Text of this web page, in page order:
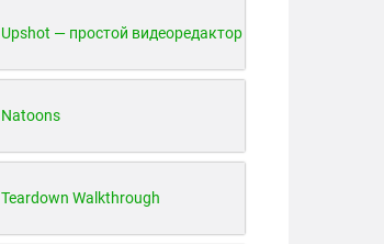
Upshot — простой видеоредактор
Natoons
Teardown Walkthrough